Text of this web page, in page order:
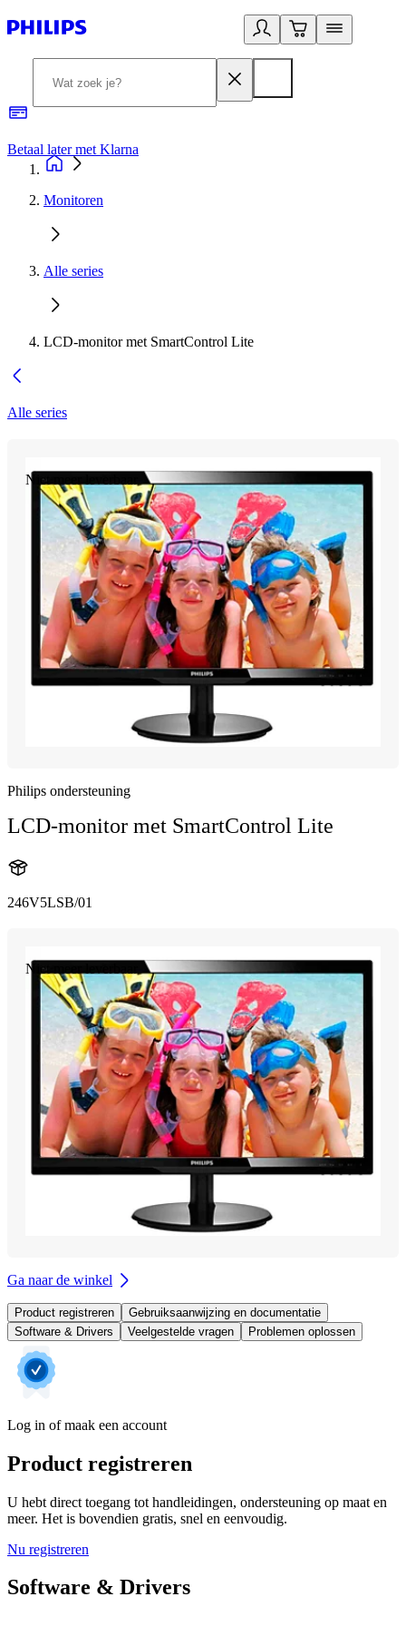
Betaal later met Klarna
Monitoren
Alle series
LCD-monitor met SmartControl Lite
Alle series
Niet meer leverbaar
Philips ondersteuning
LCD-monitor met SmartControl Lite
246V5LSB/01
Niet meer leverbaar
Ga naar de winkel
Product registreren
Gebruiksaanwijzing en documentatie
Software & Drivers
Veelgestelde vragen Problemen oplossen
Log in of maak een account
Product registreren
U hebt direct toegang tot handleidingen, ondersteuning op maat en
meer. Het is bovendien gratis, snel en eenvoudig.
Nu registreren
Software & Drivers